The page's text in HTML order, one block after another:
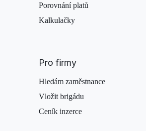
Porovnání platů
Kalkulačky
Pro firmy
Hledám zaměstnance
Vložit brigádu
Ceník inzerce